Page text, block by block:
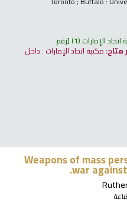
اتحاد الإمارات (1) رقم
متاح: مكتبة اتحاد الإمارات : داخل
Weapons of mass
war